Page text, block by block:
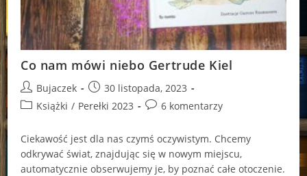
Co nam mówi niebo Gertrude Kiel
Post
author:
Bujaczek
Post
published:
30 listopada, 2023
PostKsiążki / Perełki 2023
Post6 komentarzy
Ciekawość jest dla nas czymś oczywistym. Chcemy
odkrywać świat, znajdując się w nowym miejscu,
automatycznie obserwujemy je, by poznać całe otoczenie.